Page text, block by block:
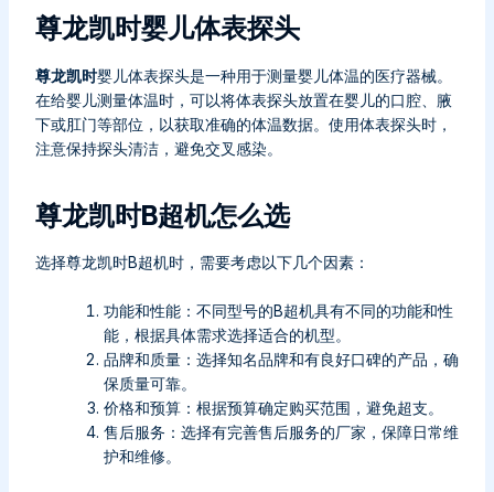
尊龙凯时婴儿体表探头
尊龙凯时婴儿体表探头是一种用于测量婴儿体温的医疗器械。
在给婴儿测量体温时，可以将体表探头放置在婴儿的口腔、腋
下或肛门等部位，以获取准确的体温数据。使用体表探头时，
注意保持探头清洁，避免交叉感染。
尊龙凯时B超机怎么选
选择尊龙凯时B超机时，需要考虑以下几个因素：
功能和性能：不同型号的B超机具有不同的功能和性
能，根据具体需求选择适合的机型。
品牌和质量：选择知名品牌和有良好口碑的产品，确
保质量可靠。
价格和预算：根据预算确定购买范围，避免超支。
售后服务：选择有完善售后服务的厂家，保障日常维
护和维修。